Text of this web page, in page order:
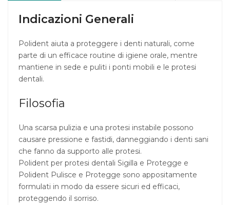
Indicazioni Generali
Polident aiuta a proteggere i denti naturali, come
parte di un efficace routine di igiene orale, mentre
mantiene in sede e puliti i ponti mobili e le protesi
dentali.
Filosofia
Una scarsa pulizia e una protesi instabile possono
causare pressione e fastidi, danneggiando i denti sani
che fanno da supporto alle protesi.
Polident per protesi dentali Sigilla e Protegge e
Polident Pulisce e Protegge sono appositamente
formulati in modo da essere sicuri ed efficaci,
proteggendo il sorriso.